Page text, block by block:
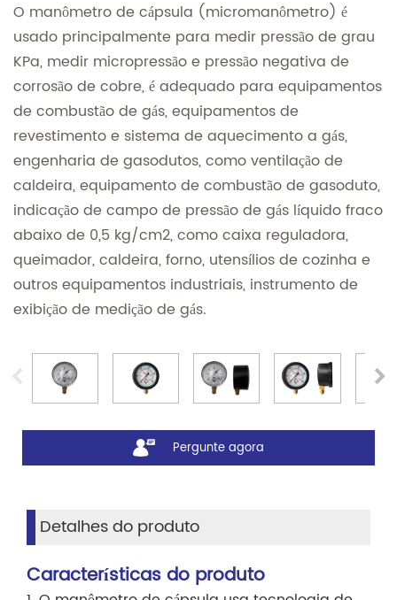
O manômetro de cápsula (micromanômetro) é
usado principalmente para medir pressão de grau
KPa, medir micropressão e pressão negativa de
corrosão de cobre, é adequado para equipamentos
de combustão de gás, equipamentos de
revestimento e sistema de aquecimento a gás,
engenharia de gasodutos, como ventilação de
caldeira, equipamento de combustão de gasoduto,
indicação de campo de pressão de gás líquido fraco
abaixo de 0,5 kg/cm2, como caixa reguladora,
queimador, caldeira, forno, utensílios de cozinha e
outros equipamentos industriais, instrumento de
exibição de medição de gás.
Pergunte agora
Detalhes do produto
Características do produto